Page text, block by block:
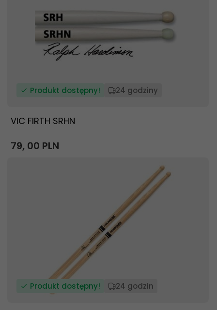
Produkt dostępny! 24 godziny
VIC FIRTH SRHN
79, 00 PLN
Produkt dostępny! 24 godzin